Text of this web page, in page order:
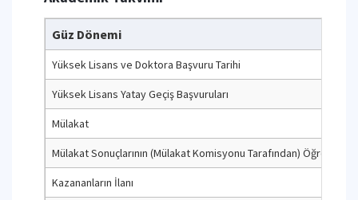
Güz Dönemi
Yüksek Lisans ve Doktora Başvuru Tarihi
Yüksek Lisans Yatay Geçiş Başvuruları
Mülakat
Mülakat Sonuçlarının (Mülakat Komisyonu Tarafından) Öğrenci
Kazananların İlanı